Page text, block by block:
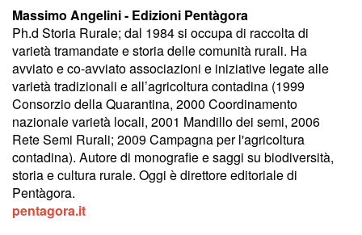
Massimo Angelini- Edizioni Pentàgora
Ph.d Storia Rurale; dal 1984 si occupa di raccolta di
varietà tramandate e storia delle comunità rurali. Ha
avviato e co-avviato associazioni e iniziative legate alle
varietà tradizionali e all’agricoltura contadina (1999
Consorzio della Quarantina, 2000 Coordinamento
nazionale varietà locali, 2001 Mandillo dei semi, 2006
Rete Semi Rurali; 2009 Campagna per l'agricoltura
contadina). Autore di monografie e saggi su biodiversità,
storia e cultura rurale. Oggi è direttore editoriale di
Pentàgora.
pentagora.it